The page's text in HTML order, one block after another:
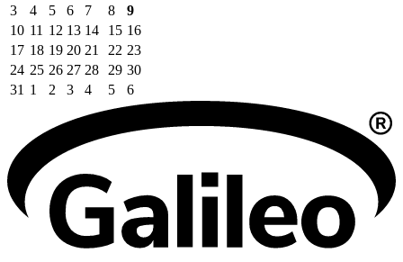
3
4 5 6 7 8
9
10 11 12 13 14 15 16
17 18 19 20 21 22 23
24 25 26 27 28 29 30
31 1 2 3 4 5 6